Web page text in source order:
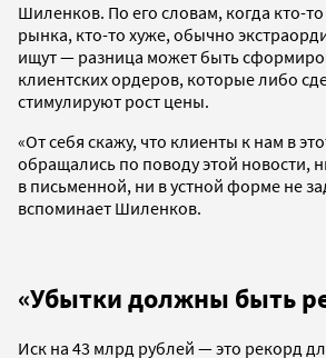
Шиленков. По его словам, когда кто-
рынка, кто-то хуже, обычно
ищут — разница может быть
клиентских ордеров, которые либо
стимулируют рост цены.
«От себя скажу, что клиенты к нам в
обращались по поводу этой новости,
в письменной, ни в устной форме не
вспоминает Шиленков.
«Убытки должны быть
Иск на 43 млрд рублей — это рекорд